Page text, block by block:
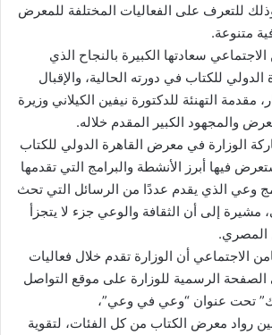
للتعرف على الفعاليات المختلفة للمعرض
متنوعة.
سعادتها الكبيرة بالنجاح الذي
للكتاب في دورته الحالية، والإقبال
مقدمة التهنئة للدكتورة نيفين الكيلاني وزيرة
والمجهود الكبير المقدم خلاله.
الوزارة في معرض القاهرة الدولي للكتاب
فيها أبرز الأنشطة والبرامج التي تقدمها
وعي الذي يقدم عددًا من الرسائل التي تحث
مشيرة إلى أن الثقافة والوعي جزء لا يتجزأ
الاجتماعي أن الوزارة تقدم خلال فعاليات
الرسمية للوزارة على موقع التواصل
تحت عنوان “وعي في وعي”،
رواد معرض الكتاب من كل الفئات، لتقوية